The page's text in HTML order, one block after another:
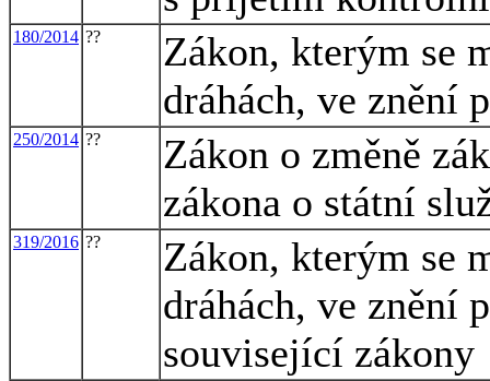
180/2014 ??
Zákon, kterým se
dráhách, ve znění
250/2014 ??
Zákon o změně
zákona o státní
319/2016 ??
Zákon, kterým se
dráhách, ve znění
související zákony